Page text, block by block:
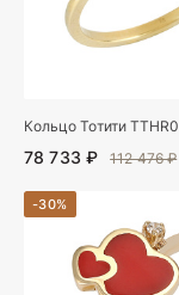
78 733 ₽ 112 476 ₽
-30%